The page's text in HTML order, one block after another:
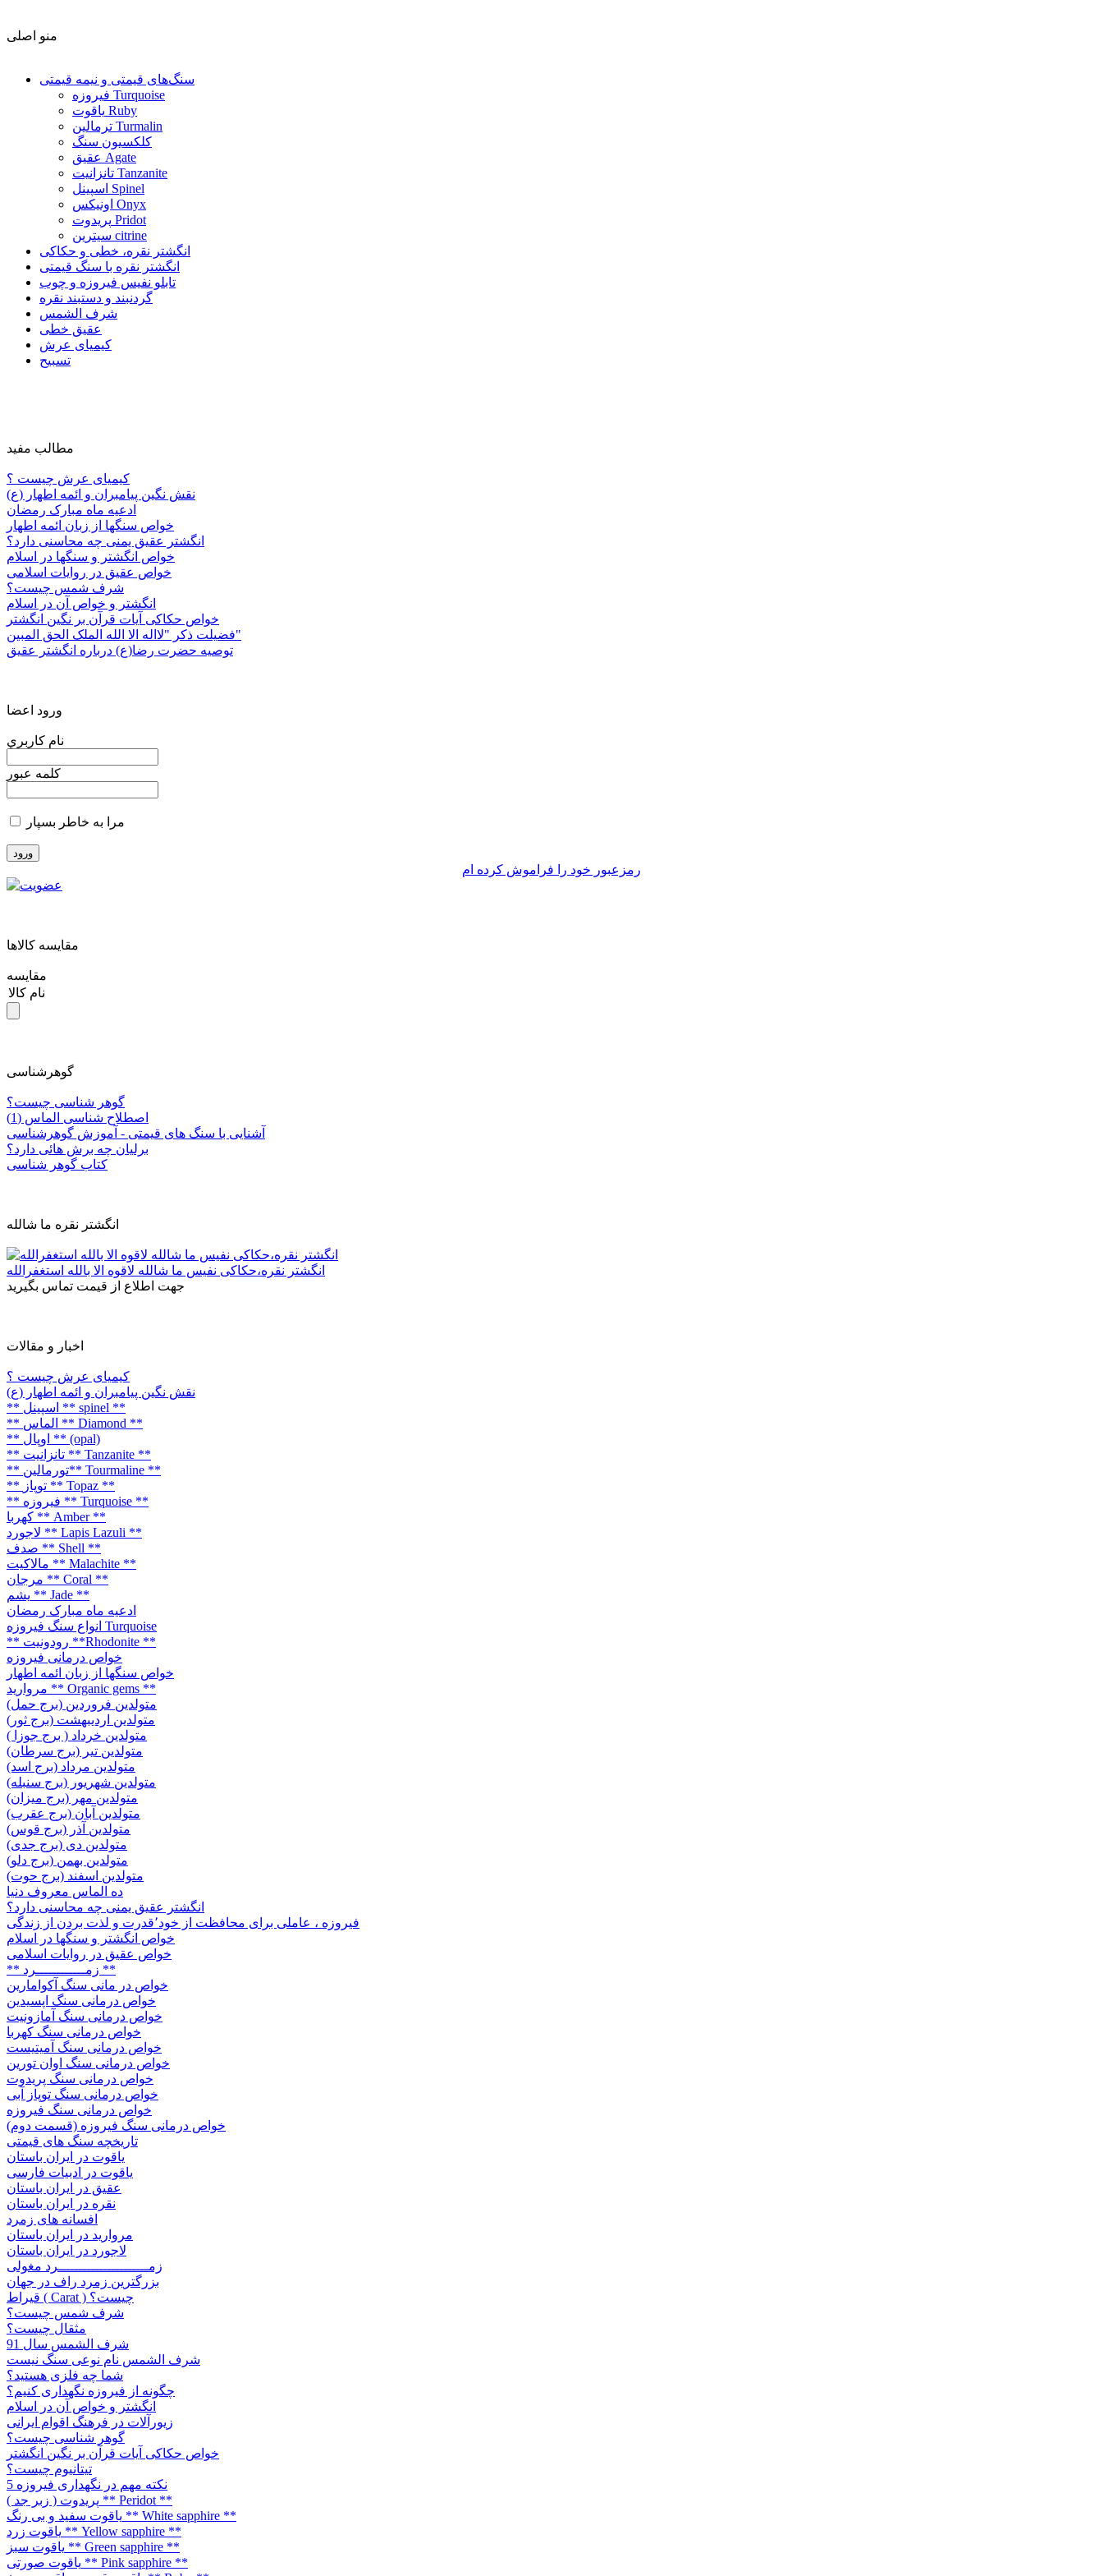
منو اصلی
سنگ‌های قیمتی و نیمه قیمتی
فیروزه Turquoise
یاقوت Ruby
ترمالین Turmalin
کلکسیون سنگ
عقیق Agate
تانزانیت Tanzanite
اسپینل Spinel
اونیکس Onyx
پریدوت Pridot
سیترین citrine
انگشتر نقره، خطی و حکاکی
انگشتر نقره با سنگ قیمتی
تابلو نفیس فیروزه و چوب
گردنبند و دستبند نقره
شرف الشمس
عقیق خطی
کیمیای عرش
تسبیح
مطالب مفید
کیمیای عرش چیست ؟
نقش نگین پیامبران و ائمه اطهار (ع)
ادعیه ماه مبارک رمضان
خواص سنگها از زبان ائمه اطهار
انگشتر عقیق یمنی چه محاسنی دارد؟
خواص انگشتر و سنگها در اسلام
خواص عقیق در روایات اسلامی
شرف شمس چیست؟
انگشتر و خواص آن در اسلام
خواص حکاکی آیات قرآن بر نگین انگشتر
فضیلت ذکر "لااله الا الله الملک الحق المبین"
توصیه حضرت رضا(ع) درباره انگشتر عقیق
ورود اعضا
نام کاربري
کلمه عبور
مرا به خاطر بسپار
رمزعبور خود را فراموش کرده ام
مقايسه کالاها
مقایسه
نام کالا
گوهرشناسی
گوهر شناسی چیست؟
اصطلاح شناسی الماس (1)
آشنایی با سنگ های قیمتی - آموزش گوهرشناسی
برلیان چه برش هائی دارد؟
کتاب گوهر شناسی
انگشتر نقره ما شالله
انگشتر نقره،حکاکی نفیس ما شالله لاقوه الا بالله استغفرالله
جهت اطلاع از قیمت تماس بگیرید
اخبار و مقالات
کیمیای عرش چیست ؟
نقش نگین پیامبران و ائمه اطهار (ع)
** اسپینل ** spinel **
** الماس ** Diamond **
** اوپال ** (opal)
** تانزانیت ** Tanzanite **
** تورمالین** Tourmaline **
** توپاز ** Topaz **
** فیروزه ** Turquoise **
کهربا ** Amber **
لاجورد ** Lapis Lazuli **
صدف ** Shell **
مالاکیت ** Malachite **
مرجان ** Coral **
یشم ** Jade **
ادعیه ماه مبارک رمضان
انواع سنگ فیروزه Turquoise
** رودونیت **Rhodonite **
خواص درمانی فیروزه
خواص سنگها از زبان ائمه اطهار
مروارید ** Organic gems **
متولدین فروردین (برج حمل)
متولدین اردیبهشت (برج ثور)
متولدین خرداد ( برج جوزا )
متولدین تیر (برج سرطان)
متولدین مرداد (برج اسد)
متولدین شهریور (برج سنبله)
متولدین مهر (برج میزان)
متولدین آبان (برج عقرب)
متولدین آذر (برج قوس)
متولدین دی (برج جدی)
متولدین بهمن (برج دلو)
متولدین اسفند (برج حوت)
ده الماس معروف دنیا
انگشتر عقیق یمنی چه محاسنی دارد؟
فیروزه ، عاملی برای محافظت از خود٬قدرت و لذت بردن از زندگی
خواص انگشتر و سنگها در اسلام
خواص عقیق در روایات اسلامی
** زمــــــــــــرد **
خواص در مانی سنگ آکوامارین
خواص درمانی سنگ اپسیدین
خواص درمانی سنگ آمازونیت
خواص درمانی سنگ کهربا
خواص درمانی سنگ آمیتیست
خواص درمانی سنگ اوان تورین
خواص درمانی سنگ پریدوت
خواص درمانی سنگ توپاز آبی
خواص درمانی سنگ فیروزه
خواص درمانی سنگ فیروزه (قسمت دوم)
تاریخچه سنگ های قیمتی
یاقوت در ایران باستان
یاقوت در ادبیات فارسی
عقیق در ایران باستان
نقره در ایران باستان
افسانه های زمرد
مروارید در ایران باستان
لاجورد در ایران باستان
زمــــــــــــــــــــــرد مغولی
بزرگترین زمرد راف در جهان
قیراط ( Carat ) چیست؟
شرف شمس چیست؟
مثقال چیست؟
شرف الشمس سال 91
شرف الشمس نام نوعی سنگ نیست
شما چه فلزی هستید؟
چگونه از فیروزه نگهداری کنیم؟
انگشتر و خواص آن در اسلام
زیورآلات در فرهنگ اقوام ایرانی
گوهر شناسی چیست؟
خواص حکاکی آیات قرآن بر نگین انگشتر
تیتانیوم چیست؟
5 نکته مهم در نگهداری فیروزه
پریدوت ( زبر جد ) ** Peridot **
یاقوت سفید و بی رنگ ** White sapphire **
یاقوت زرد ** Yellow sapphire **
یاقوت سبز ** Green sapphire **
یاقوت صورتی ** Pink sapphire **